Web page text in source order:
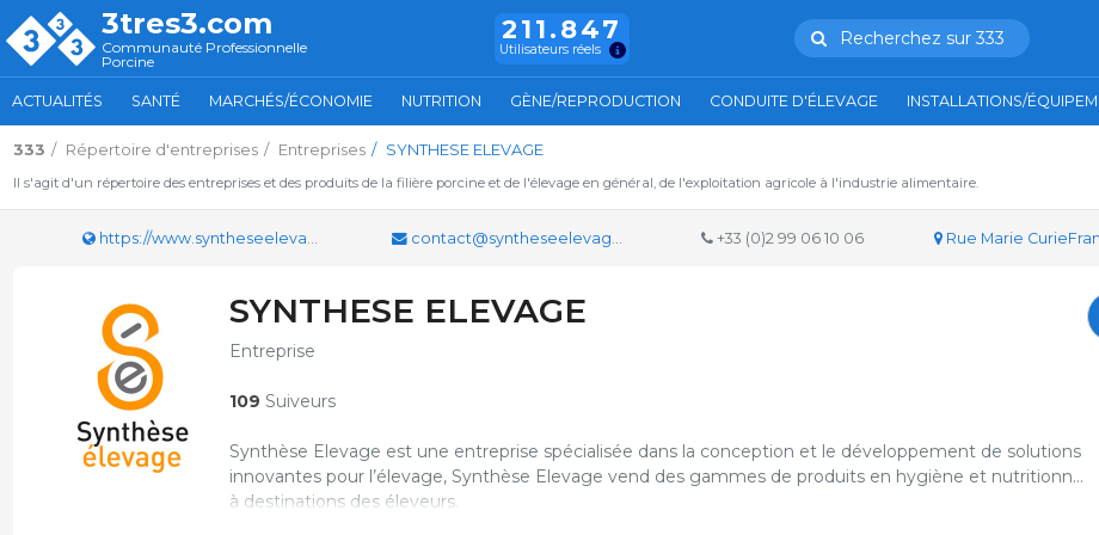
3tres3.com
Communauté Professionnelle
Porcine
211.847
Utilisateurs réels
Recherchez sur 333
ACTUALITÉS SANTÉ MARCHÉS/ÉCONOMIE NUTRITION GÈNE/REPRODUCTION CONDUITE D'ÉLEVAGE INSTALLATIONS/
333 Répertoire d'entreprises Entreprises SYNTHESE ELEVAGE
Il s'agit d'un répertoire des entreprises et des produits de la filière porcine et de l'élevage en général, de l'exploitation agricole à l'industrie alimentaire.
https://www.syntheseelevage.com contact@syntheseelevage.com +33 (0)2 99 06 10 06 Rue Marie
SYNTHESE ELEVAGE
Entreprise
109 Suiveurs
Synthèse Elevage est une entreprise spécialisée dans la conception et le développement de solutions
innovantes pour l’élevage, Synthèse Elevage vend des gammes de produits en hygiène et nutritionnel
à destinations des éleveurs.